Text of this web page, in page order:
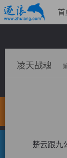
首
凌天战魂
楚云跟九公